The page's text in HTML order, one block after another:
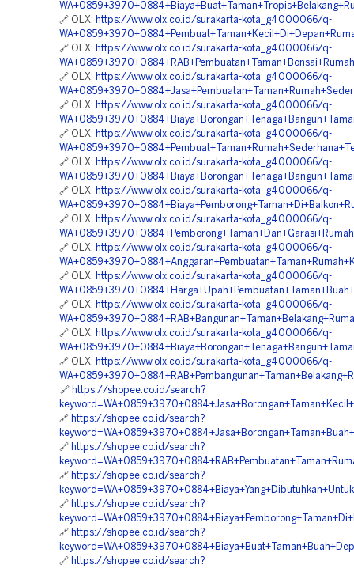
🔗 OLX: https://www.olx.co.id/surakarta-kota_g4000066/q-
🔗 OLX: https://www.olx.co.id/surakarta-kota_g4000066/q-
🔗 OLX: https://www.olx.co.id/surakarta-kota_g4000066/q-
🔗 OLX: https://www.olx.co.id/surakarta-kota_g4000066/q-
🔗 OLX: https://www.olx.co.id/surakarta-kota_g4000066/q-
🔗 OLX: https://www.olx.co.id/surakarta-kota_g4000066/q-
🔗 OLX: https://www.olx.co.id/surakarta-kota_g4000066/q-
🔗 OLX: https://www.olx.co.id/surakarta-kota_g4000066/q-
🔗 OLX: https://www.olx.co.id/surakarta-kota_g4000066/q-
🔗 OLX: https://www.olx.co.id/surakarta-kota_g4000066/q-
🔗 OLX: https://www.olx.co.id/surakarta-kota_g4000066/q-
🔗 OLX: https://www.olx.co.id/surakarta-kota_g4000066/q-
🔗 OLX: https://www.olx.co.id/surakarta-kota_g4000066/q-
🔗 https://shopee.co.id/search?
🔗 https://shopee.co.id/search?
🔗 https://shopee.co.id/search?
🔗 https://shopee.co.id/search?
🔗 https://shopee.co.id/search?
🔗 https://shopee.co.id/search?
🔗 https://shopee.co.id/search?